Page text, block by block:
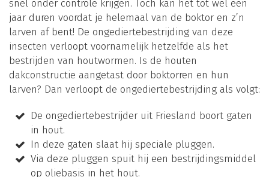
snel onder controle krijgen. Toch kan het tot wel een
jaar duren voordat je helemaal van de boktor en z’n
larven af bent! De ongediertebestrijding van deze
insecten verloopt voornamelijk hetzelfde als het
bestrijden van houtwormen. Is de houten
dakconstructie aangetast door boktorren en hun
larven? Dan verloopt de ongediertebestrijding als volgt:
De ongediertebestrijder uit Friesland boort gaten
in hout.
In deze gaten slaat hij speciale pluggen.
Via deze pluggen spuit hij een bestrijdingsmiddel
op oliebasis in het hout.